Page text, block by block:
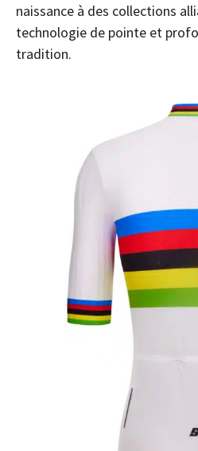
naissance à des collections
technologie de pointe et
tradition.